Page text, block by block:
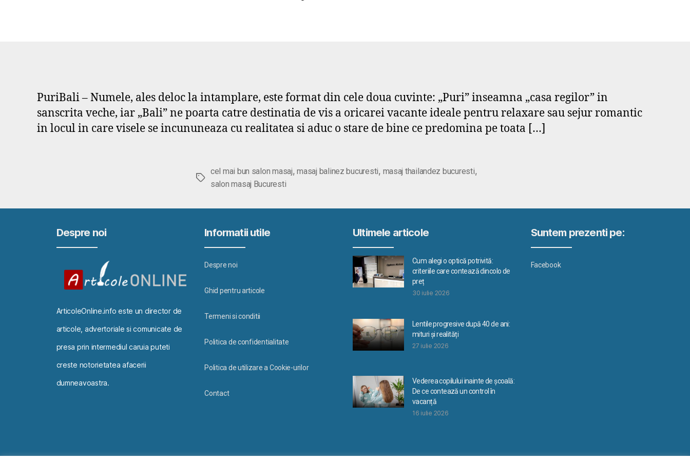
PuriBali – Numele, ales deloc la intamplare, este format din cele doua cuvinte: „Puri” inseamna „casa regilor” in
sanscrita veche, iar „Bali” ne poarta catre destinatia de vis a oricarei vacante ideale pentru relaxare sau sejur romantic
in locul in care visele se incununeaza cu realitatea si aduc o stare de bine ce predomina pe toata […]
Etichete
cel mai bun salon masaj,masaj balinez bucuresti, masaj thailandez bucuresti,
salon masaj Bucuresti
Despre noi
ArticoleOnline.info este un director de
articole, advertoriale si comunicate de
presa prin intermediul caruia puteti
creste notorietatea afacerii
dumneavoastra.
Informatii utile
Despre noi
Ghid pentru articole
Termeni si conditii
Politica de confidentialitate
Politica de utilizare a Cookie-urilor
Contact
Ultimele articole
Cum alegi o optică potrivită:
criteriile care contează dincolo de
preț
30 iulie 2026
Lentile progresive după 40 de ani:
mituri și realități
27 iulie 2026
Vederea copilului inainte de școală:
De ce contează un control în
vacanță
16 iulie 2026
Suntem prezenti pe:
Facebook